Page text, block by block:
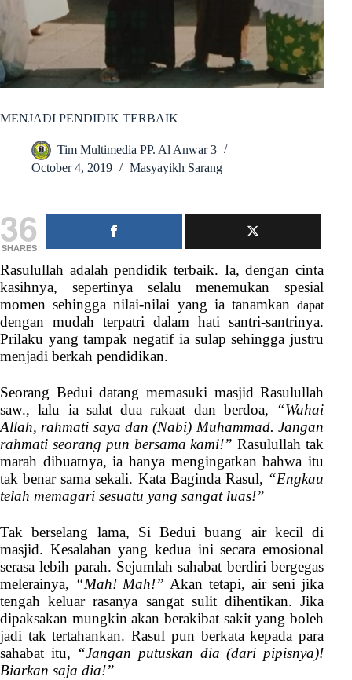
MENJADI PENDIDIK TERBAIK
Tim Multimedia PP. Al Anwar 3
October 4, 2019
Masyayikh Sarang
36
SHARES
Rasulullah adalah pendidik terbaik. Ia, dengan cinta
kasihnya, sepertinya selalu menemukan spesial
momen sehingga nilai-nilai yang ia tanamkandapat
dengan mudah terpatri dalam hati santri-santrinya.
Prilaku yang tampak negatif ia sulap sehingga justru
menjadi berkah pendidikan.
Seorang Bedui datang memasuki masjid Rasulullah
saw., lalu ia salat dua rakaat dan berdoa, “Wahai
Allah, rahmati saya dan (Nabi) Muhammad. Jangan
rahmati seorang pun bersama kami!” Rasulullah tak
marah dibuatnya, ia hanya mengingatkan bahwa itu
tak benar sama sekali. Kata Baginda Rasul, “Engkau
telah memagari sesuatu yang sangat luas!”
Tak berselang lama, Si Bedui buang air kecil di
masjid. Kesalahan yang kedua ini secara emosional
serasa lebih parah. Sejumlah sahabat berdiri bergegas
melerainya, “Mah! Mah!” Akan tetapi, air seni jika
tengah keluar rasanya sangat sulit dihentikan. Jika
dipaksakan mungkin akan berakibat sakit yang boleh
jadi tak tertahankan. Rasul pun berkata kepada para
sahabat itu, “Jangan putuskan dia (dari pipisnya)!
Biarkan saja dia!”